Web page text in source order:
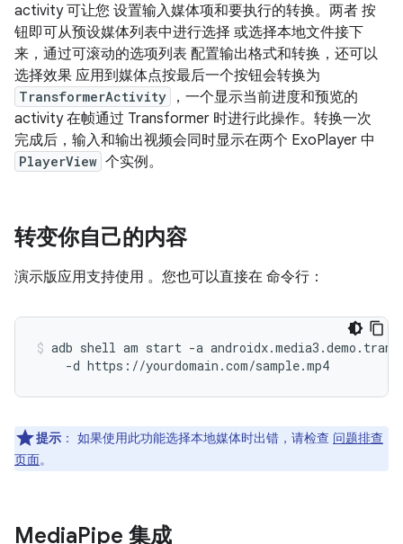
activity 可让您 设置输入媒体项和要执行的转换。两者 按
钮即可从预设媒体列表中进行选择 或选择本地文件接下
来，通过可滚动的选项列表 配置输出格式和转换，还可以
选择效果 应用到媒体点按最后一个按钮会转换为
TransformerActivity
，一个显示当前进度和预览的
activity 在帧通过 Transformer 时进行此操作。转换一次
完成后，输入和输出视频会同时显示在两个 ExoPlayer 中
PlayerView 个实例。
转变你自己的内容
演示版应用支持使用 。您也可以直接在 命令行：
adb shell am start -a
提示 ： 如果使用此功能选择本地媒体时出错，请检查 问题排查
页面。
MediaPipe 集成